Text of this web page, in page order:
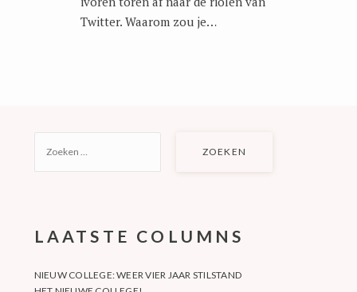
Twitter. Waarom zou je…
NAAR:
LAATSTE COLUMNS
NIEUW COLLEGE: WEER VIER JAAR STILSTAND